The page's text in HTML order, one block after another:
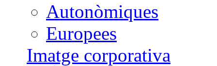
Autonòmiques
Europees
Imatge corporativa